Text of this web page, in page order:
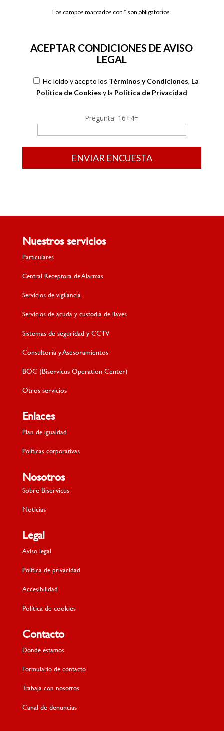
Los campos marcados con * son obligatorios.
ACEPTAR CONDICIONES DE AVISO
LEGAL
He leído y acepto los Términos y Condiciones, La
Política de Cookies y la Política de Privacidad
Por favor, deja este campo vacío.
Pregunta: 16+4=
Nuestros servicios
Particulares
Central Receptora de Alarmas
Servicios de vigilancia
Servicios de acuda y custodia de llaves
Sistemas de seguridad y CCTV
Consultoría y Asesoramientos
BOC (Biservicus Operation Center)
Otros servicios
Enlaces
Plan de igualdad
Políticas corporativas
Nosotros
Sobre Biservicus
Noticias
Legal
Aviso legal
Política de privacidad
Accesibilidad
Política de cookies
Contacto
Dónde estamos
Formulario de contacto
Trabaja con nosotros
Canal de denuncias